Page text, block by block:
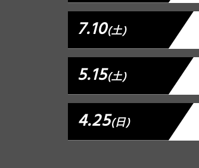
7.10(土)
5.15(土)
4.25(日)